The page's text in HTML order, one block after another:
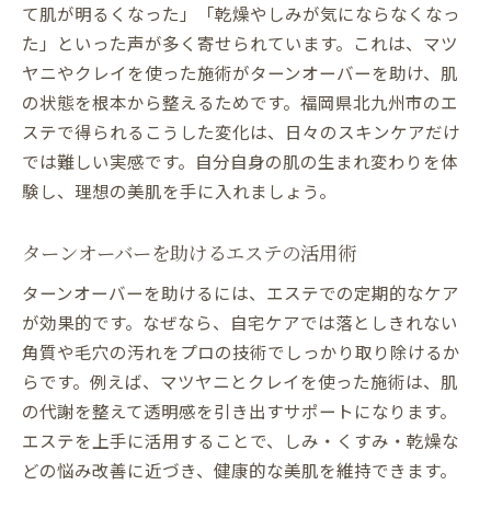
て肌が明るくなった」「乾燥やしみが気にならなくなっ
た」といった声が多く寄せられています。これは、マツ
ヤニやクレイを使った施術がターンオーバーを助け、肌
の状態を根本から整えるためです。福岡県北九州市のエ
ステで得られるこうした変化は、日々のスキンケアだけ
では難しい実感です。自分自身の肌の生まれ変わりを体
験し、理想の美肌を手に入れましょう。
ターンオーバーを助けるエステの活用術
ターンオーバーを助けるには、エステでの定期的なケア
が効果的です。なぜなら、自宅ケアでは落としきれない
角質や毛穴の汚れをプロの技術でしっかり取り除けるか
らです。例えば、マツヤニとクレイを使った施術は、肌
の代謝を整えて透明感を引き出すサポートになります。
エステを上手に活用することで、しみ・くすみ・乾燥な
どの悩み改善に近づき、健康的な美肌を維持できます。